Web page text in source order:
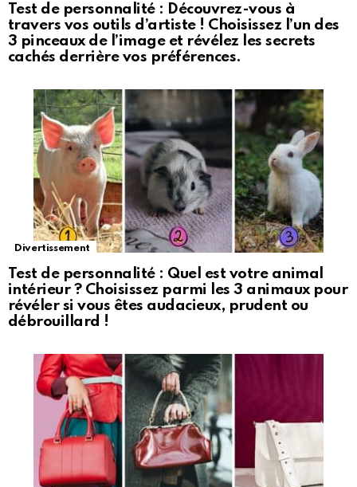
Test de personnalité : Découvrez-vous à
travers vos outils d’artiste ! Choisissez l’un des
3 pinceaux de l’image et révélez les secrets
cachés derrière vos préférences.
Divertissement
Test de personnalité : Quel est votre animal
intérieur ? Choisissez parmi les 3 animaux pour
révéler si vous êtes audacieux, prudent ou
débrouillard !